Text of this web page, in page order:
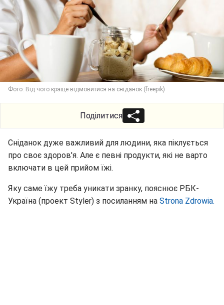
Фото: Від чого краще відмовитися на сніданок (freepik)
Поділитися
Сніданок дуже важливий для людини, яка піклується
про своє здоров'я. Але є певні продукти, які не варто
включати в цей прийом їжі.
Яку саме їжу треба уникати зранку, пояснює РБК-
Україна (проект Styler) з посиланням на Strona Zdrowia.